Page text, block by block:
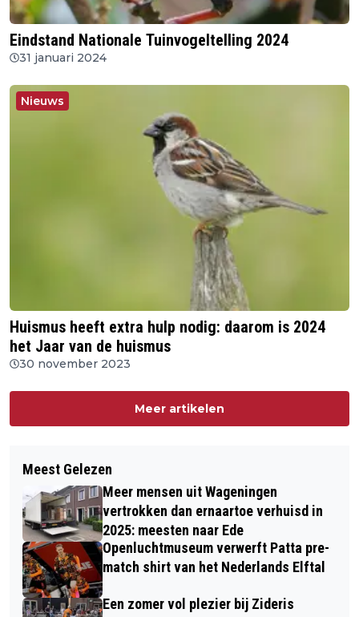
Eindstand Nationale Tuinvogeltelling 2024
31 januari 2024
Nieuws
Huismus heeft extra hulp nodig: daarom is 2024
het Jaar van de huismus
30 november 2023
Meer artikelen
Meest Gelezen
Meer mensen uit Wageningen
vertrokken dan ernaartoe verhuisd in
2025: meesten naar Ede
Openluchtmuseum verwerft Patta pre-
match shirt van het Nederlands Elftal
Een zomer vol plezier bij Zideris